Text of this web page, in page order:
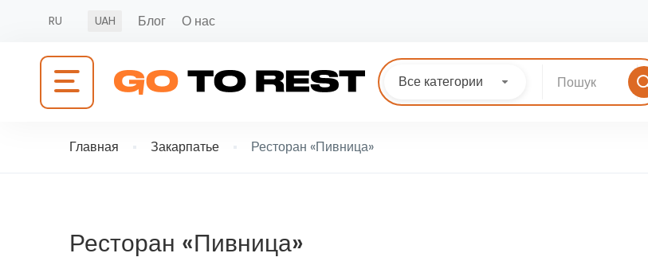
RU UAH Блог О нас
Все категории
Главная Закарпатье Ресторан «Пивница»
Ресторан «Пивница»